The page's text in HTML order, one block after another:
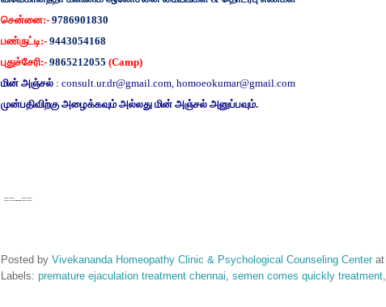
சென்னை:-9786901830
பண்ருட்டி:-9443054168
புதுச்சேரி:-9865212055 (Camp)
மின் அஞ்சல் : consult.ur.dr@gmail.com, homoeokumar@gmail.com
முன்பதிவிற்கு அழைக்கவும் அல்லது மின் அஞ்சல் அனுப்பவும்.
==--==
Posted by Vivekananda Homeopathy Clinic & Psychological Counseling Center at
Labels: premature ejaculation treatment chennai, semen comes quickly treatment,